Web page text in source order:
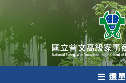
轉
至
主
要
內
選單